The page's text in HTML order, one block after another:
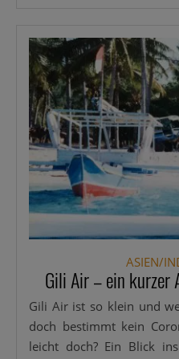
ASIEN/
Gili Air – ein kurzer
Gili Air ist so klein und
doch bestimmt kein
leicht doch? Ein Blick